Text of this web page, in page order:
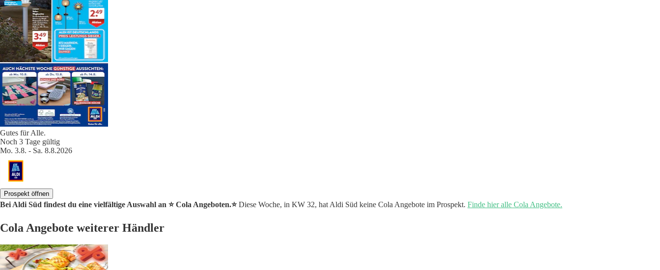
Gutes für Alle.
Noch 3 Tage gültig
Mo. 3.8. - Sa. 8.8.2026
Prospekt öffnen
Bei Aldi Süd findest du eine vielfältige Auswahl an ⭐️ Cola Angeboten.⭐️Diese Woche, in KW 32, hat Aldi Süd keine Cola Angebote im Prospekt. Finde hier alle Cola Angebote.
Cola Angebote weiterer Händler